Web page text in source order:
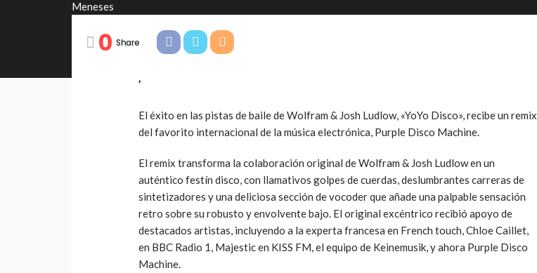
0 Share
’
El éxito en las pistas de baile de Wolfram & Josh Ludlow, «YoYo Disco», recibe un remix
del favorito internacional de la música electrónica, Purple Disco Machine.
El remix transforma la colaboración original de Wolfram & Josh Ludlow en un
auténtico festín disco, con llamativos golpes de cuerdas, deslumbrantes carreras de
sintetizadores y una deliciosa sección de vocoder que añade una palpable sensación
retro sobre su robusto y envolvente bajo. El original excéntrico recibió apoyo de
destacados artistas, incluyendo a la experta francesa en French touch, Chloe Caillet,
en BBC Radio 1, Majestic en KISS FM, el equipo de Keinemusik, y ahora Purple Disco
Machine.